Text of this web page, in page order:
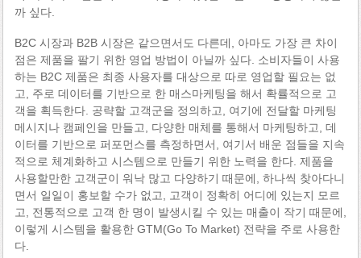
까 싶다.
B2C 시장과 B2B 시장은 같으면서도 다른데, 아마도 가장 큰 차이
점은 제품을 팔기 위한 영업 방법이 아닐까 싶다. 소비자들이 사용
하는 B2C 제품은 최종 사용자를 대상으로 따로 영업할 필요는 없
고, 주로 데이터를 기반으로 한 매스마케팅을 해서 확률적으로 고
객을 획득한다. 공략할 고객군을 정의하고, 여기에 전달할 마케팅
메시지나 캠페인을 만들고, 다양한 매체를 통해서 마케팅하고, 데
이터를 기반으로 퍼포먼스를 측정하면서, 여기서 배운 점들을 지속
적으로 체계화하고 시스템으로 만들기 위한 노력을 한다. 제품을
사용할만한 고객군이 워낙 많고 다양하기 때문에, 하나씩 찾아다니
면서 일일이 홍보할 수가 없고, 고객이 정확히 어디에 있는지 모르
고, 전통적으로 고객 한 명이 발생시킬 수 있는 매출이 작기 때문에,
이렇게 시스템을 활용한 GTM(Go To Market) 전략을 주로 사용한
다.